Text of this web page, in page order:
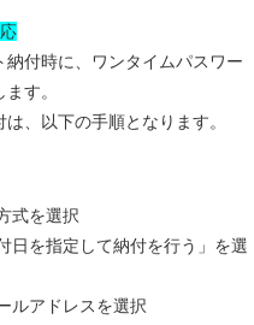
付時に、ワンタイムパスワー
す。
、以下の手順となります。
式を選択
日を指定して納付を行う」を選
ルアドレスを選択